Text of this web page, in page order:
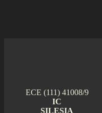
ECE (111) 41008/9
IC
SILESIA